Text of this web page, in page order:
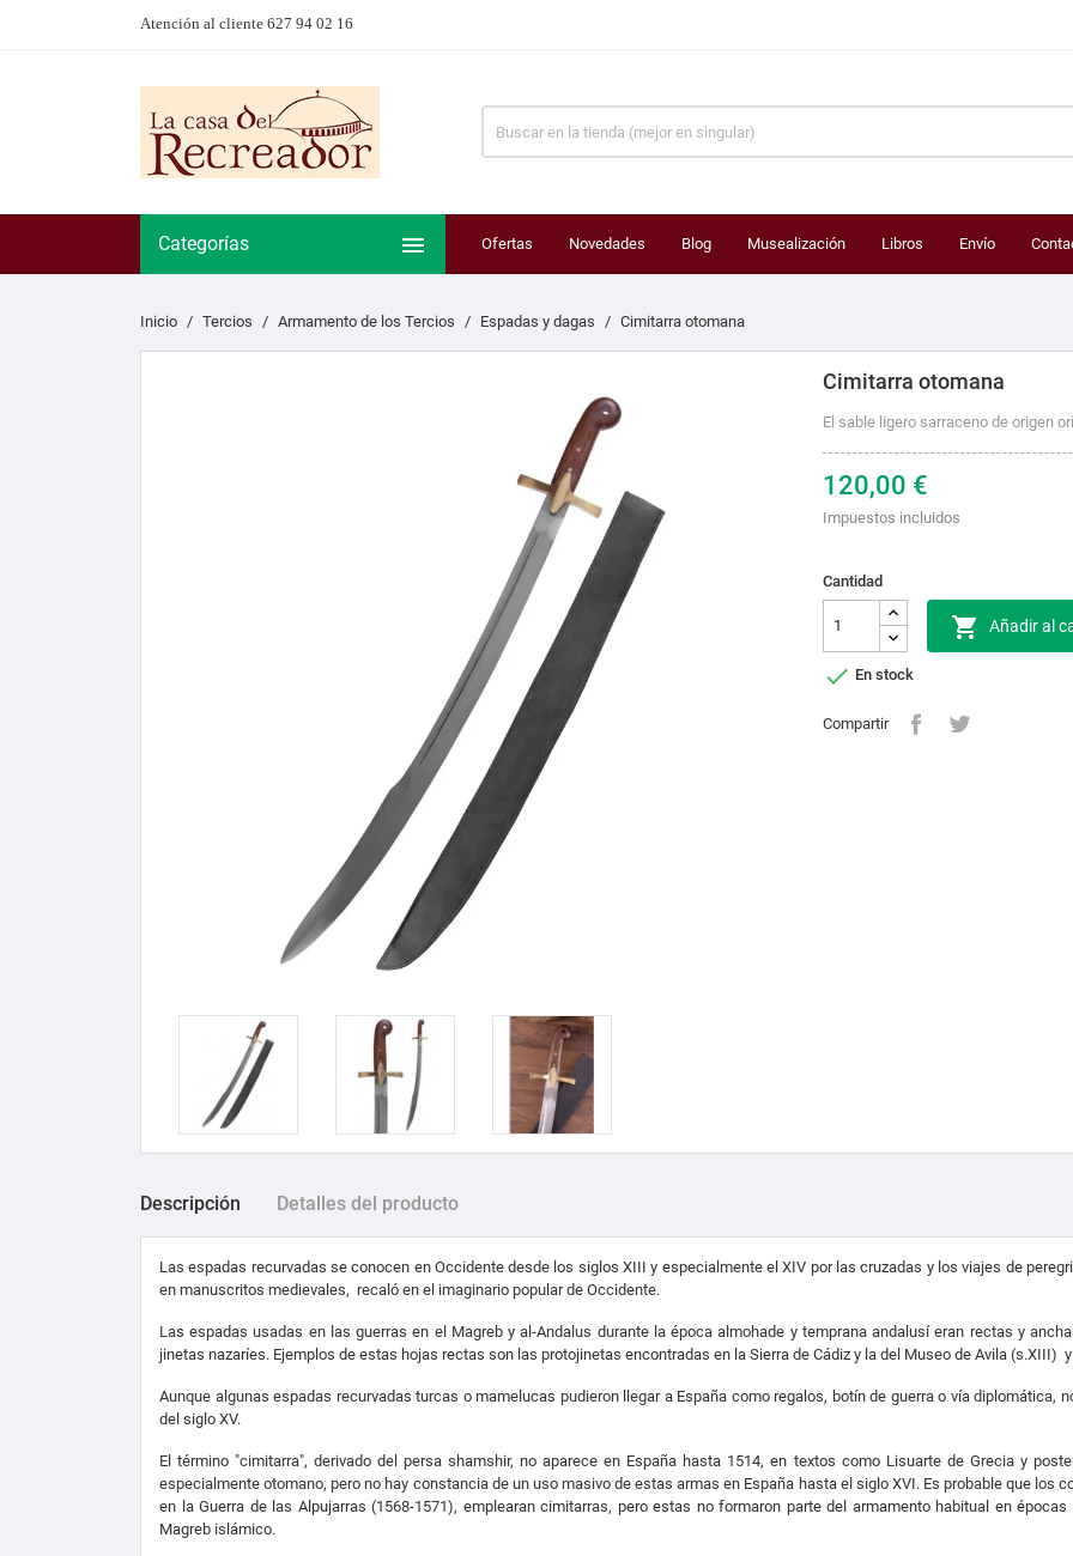
Atención al cliente 627 94 02 16
Categorías  Ofertas Novedades Blog Musealización Libros Envío
Inicio Tercios Armamento de los Tercios Espadas y dagas Cimitarra otomana
Cimitarra otomana
El sable ligero sarraceno de origen
120,00 €
Impuestos incluidos
Cantidad
 Añadir al
 En stock
Compartir
Descripción Detalles del producto
Las espadas recurvadas se conocen en Occidente desde los siglos XIII y especialmente el XIV por las cruzadas y los viajes de
en manuscritos medievales, recaló en el imaginario popular de Occidente.
Las espadas usadas en las guerras en el Magreb y al-Andalus durante la época almohade y temprana andalusí eran rectas y
jinetas nazaríes. Ejemplos de estas hojas rectas son las protojinetas encontradas en la Sierra de Cádiz y la del Museo de Avila (s.XIII)
Aunque algunas espadas recurvadas turcas o mamelucas pudieron llegar a España como regalos, botín de guerra o vía diplomática,
del siglo XV.
El término "cimitarra", derivado del persa shamshir, no aparece en España hasta 1514, en textos como Lisuarte de Grecia y
especialmente otomano, pero no hay constancia de un uso masivo de estas armas en España hasta el siglo XVI. Es probable que los
en la Guerra de las Alpujarras (1568-1571), emplearan cimitarras, pero estas no formaron parte del armamento habitual en
Magreb islámico.